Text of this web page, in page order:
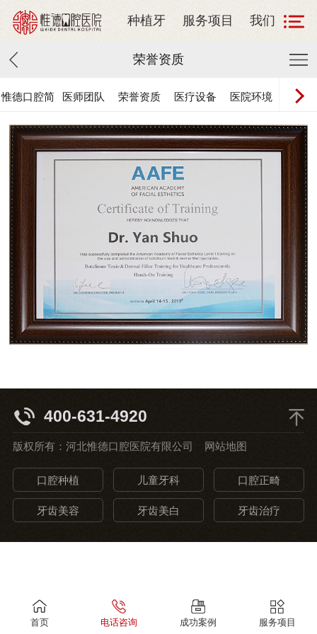
种植牙 服务项目 我们
荣誉资质
惟德口腔简
医师团队 荣誉资质 医疗设备 医院环境
联系惟
400-631-4920
版权所有：河北惟德口腔医院有限公司 网站地图
口腔种植 儿童牙科 口腔正畸
牙齿美容 牙齿美白 牙齿治疗
首页 电话咨询 成功案例 服务项目